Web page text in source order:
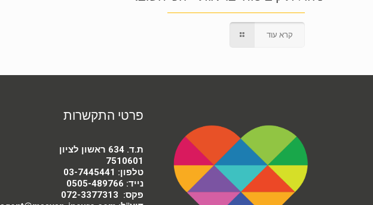
קרא עוד
פרטי התקשרות
ת.ד. 634 ראשון לציון
7510601
טלפון: 03-7445441
נייד: 0505-489766
פקס: 072-3377313